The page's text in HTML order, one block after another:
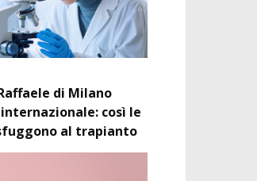
di Milano
così le
al trapianto